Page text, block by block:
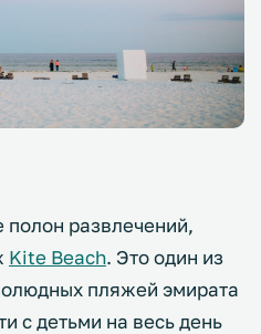
развлечений,
Kite Beach. Это один из
пляжей эмирата
с детьми на весь день